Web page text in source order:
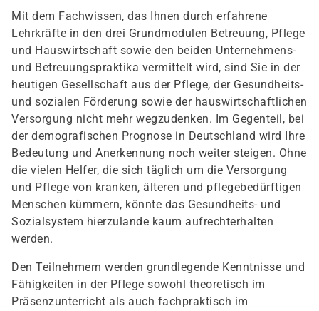
Mit dem Fachwissen, das Ihnen durch erfahrene
Lehrkräfte in den drei Grundmodulen Betreuung, Pflege
und Hauswirtschaft sowie den beiden Unternehmens-
und Betreuungspraktika vermittelt wird, sind Sie in der
heutigen Gesellschaft aus der Pflege, der Gesundheits-
und sozialen Förderung sowie der hauswirtschaftlichen
Versorgung nicht mehr wegzudenken. Im Gegenteil, bei
der demografischen Prognose in Deutschland wird Ihre
Bedeutung und Anerkennung noch weiter steigen. Ohne
die vielen Helfer, die sich täglich um die Versorgung
und Pflege von kranken, älteren und pflegebedürftigen
Menschen kümmern, könnte das Gesundheits- und
Sozialsystem hierzulande kaum aufrechterhalten
werden.
Den Teilnehmern werden grundlegende Kenntnisse und
Fähigkeiten in der Pflege sowohl theoretisch im
Präsenzunterricht als auch fachpraktisch im